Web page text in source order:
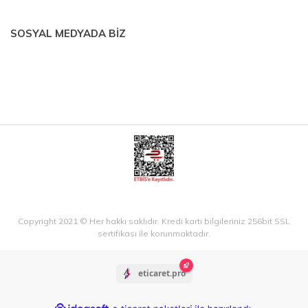
SOSYAL MEDYADA BİZ
Copyright 2021 © Her hakkı saklıdır. Kredi kartı bilgileriniz 256bit SSL
sertifikası ile korunmaktadır.
eticaret.pro